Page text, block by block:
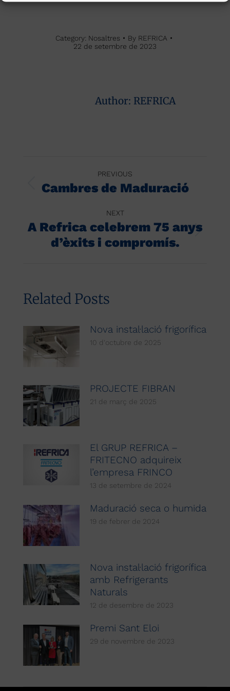
Category: Nosaltres By REFRICA
22 de setembre de 2023
Author: REFRICA
navigation
PREVIOUS
Previous
Cambres de Maduració
NEXT
Next
post:
A Refrica celebrem 75 anys
d’èxits i compromís.
Related Posts
Nova instal·lació frigorífica
10 d'octubre de 2025
PROJECTE FIBRAN
21 de març de 2025
El GRUP REFRICA –
FRITECNO adquireix
l’empresa FRINCO
13 de setembre de 2024
Maduració seca o humida
19 de febrer de 2024
Nova instal·lació frigorífica
amb Refrigerants
Naturals
12 de desembre de 2023
Premi Sant Eloi
29 de novembre de 2023